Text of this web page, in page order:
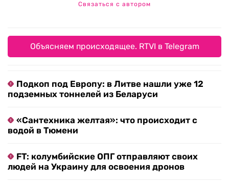
Связаться с автором
Объясняем происходящее. RTVI в Telegram
Подкоп под Европу: в Литве нашли уже 12
подземных тоннелей из Беларуси
«Сантехника желтая»: что происходит с
водой в Тюмени
FT: колумбийские ОПГ отправляют своих
людей на Украину для освоения дронов